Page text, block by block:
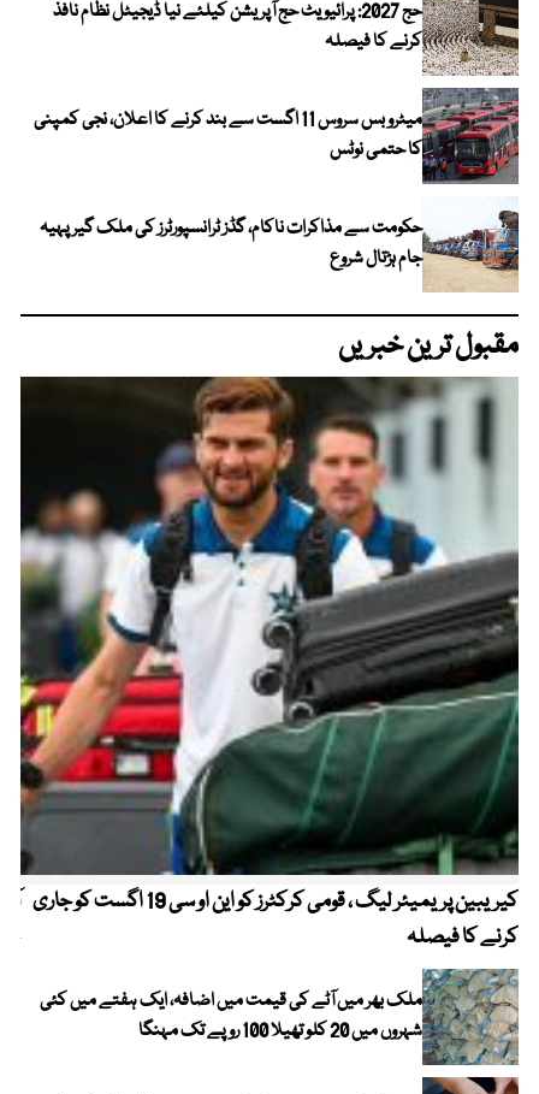
حج 2027: پرائیویٹ حج آپریشن کیلئے نیا ڈیجیٹل نظام نافذ
کرنے کا فیصلہ
میٹرو بس سروس 11 اگست سے بند کرنے کا اعلان، نجی کمپنی
کا حتمی نوٹس
حکومت سے مذاکرات ناکام، گڈز ٹرانسپورٹرز کی ملک گیر پہیہ
جام ہڑتال شروع
مقبول ترین خبریں
کیریبین پریمیئر لیگ ، قومی کرکٹرز کو این او سی 19 اگست کو جاری
کرنے کا فیصلہ
ملک بھر میں آٹے کی قیمت میں اضافہ، ایک ہفتے میں کئی
شہروں میں 20 کلو تھیلا 100 روپے تک مہنگا